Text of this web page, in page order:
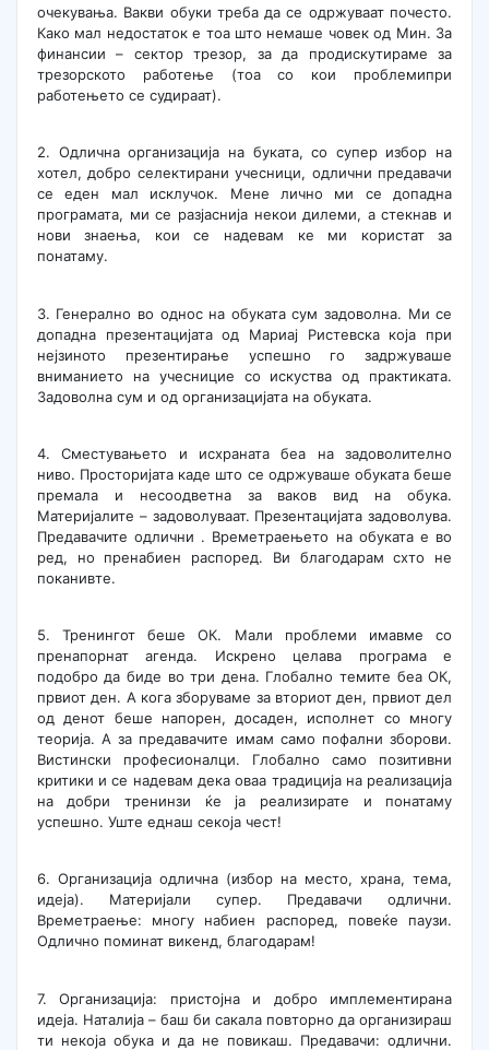
очекувања. Вакви обуки треба да се одржуваат почесто.
Како мал недостаток е тоа што немаше човек од Мин. За
финансии – сектор трезор, за да продискутираме за
трезорското работење (тоа со кои проблемипри
работењето се судираат).
2. Одлична организација на буката, со супер избор на
хотел, добро селектирани учесници, одлични предавачи
се еден мал исклучок. Мене лично ми се допадна
програмата, ми се разјаснија некои дилеми, а стекнав и
нови знаења, кои се надевам ке ми користат за
понатаму.
3. Генерално во однос на обуката сум задоволна. Ми се
допадна презентацијата од Мариај Ристевска која при
нејзиното презентирање успешно го задржуваше
вниманието на учесницие со искуства од практиката.
Задоволна сум и од организацијата на обуката.
4. Сместувањето и исхраната беа на задоволително
ниво. Просторијата каде што се одржуваше обуката беше
премала и несоодветна за ваков вид на обука.
Материјалите – задоволуваат. Презентацијата задоволува.
Предавачите одлични . Времетраењето на обуката е во
ред, но пренабиен распоред. Ви благодарам схто не
поканивте.
5. Тренингот беше ОК. Мали проблеми имавме со
пренапорнат агенда. Искрено целава програма е
подобро да биде во три дена. Глобално темите беа ОК,
првиот ден. А кога зборуваме за вториот ден, првиот дел
од денот беше напорен, досаден, исполнет со многу
теорија. А за предавачите имам само пофални зборови.
Вистински професионалци. Глобално само позитивни
критики и се надевам дека оваа традиција на реализација
на добри тренинзи ќе ја реализирате и понатаму
успешно. Уште еднаш секоја чест!
6. Организација одлична (избор на место, храна, тема,
идеја). Материјали супер. Предавачи одлични.
Времетраење: многу набиен распоред, повеќе паузи.
Одлично поминат викенд, благодарам!
7. Организација: пристојна и добро имплементирана
идеја. Наталија – баш би сакала повторно да организираш
ти некоја обука и да не повикаш. Предавачи: одлични.